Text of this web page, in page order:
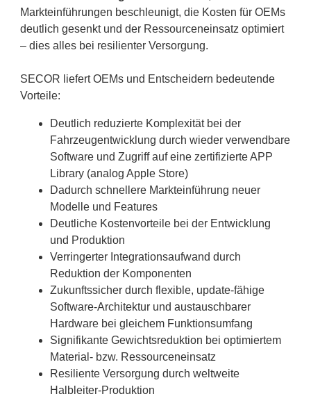
Markteinführungen beschleunigt, die Kosten für OEMs
deutlich gesenkt und der Ressourceneinsatz optimiert
– dies alles bei resilienter Versorgung.
SECOR liefert OEMs und Entscheidern bedeutende
Vorteile:
Deutlich reduzierte Komplexität bei der
Fahrzeugentwicklung durch wieder verwendbare
Software und Zugriff auf eine zertifizierte APP
Library (analog Apple Store)
Dadurch schnellere Markteinführung neuer
Modelle und Features
Deutliche Kostenvorteile bei der Entwicklung
und Produktion
Verringerter Integrationsaufwand durch
Reduktion der Komponenten
Zukunftssicher durch flexible, update-fähige
Software-Architektur und austauschbarer
Hardware bei gleichem Funktionsumfang
Signifikante Gewichtsreduktion bei optimiertem
Material- bzw. Ressourceneinsatz
Resiliente Versorgung durch weltweite
Halbleiter-Produktion